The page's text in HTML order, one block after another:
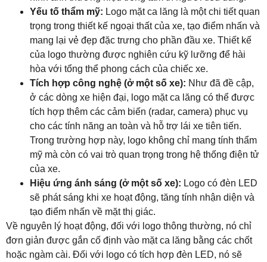
Yếu tố thẩm mỹ: Logo mặt ca lăng là một chi tiết quan
trọng trong thiết kế ngoại thất của xe, tạo điểm nhấn và
mang lại vẻ đẹp đặc trưng cho phần đầu xe. Thiết kế
của logo thường được nghiên cứu kỹ lưỡng để hài
hòa với tổng thể phong cách của chiếc xe.
Tích hợp công nghệ (ở một số xe): Như đã đề cập,
ở các dòng xe hiện đại, logo mặt ca lăng có thể được
tích hợp thêm các cảm biến (radar, camera) phục vụ
cho các tính năng an toàn và hỗ trợ lái xe tiên tiến.
Trong trường hợp này, logo không chỉ mang tính thẩm
mỹ mà còn có vai trò quan trọng trong hệ thống điện tử
của xe.
Hiệu ứng ánh sáng (ở một số xe): Logo có đèn LED
sẽ phát sáng khi xe hoạt động, tăng tính nhận diện và
tạo điểm nhấn về mặt thị giác.
Về nguyên lý hoạt động, đối với logo thông thường, nó chỉ
đơn giản được gắn cố định vào mặt ca lăng bằng các chốt
hoặc ngàm cài. Đối với logo có tích hợp đèn LED, nó sẽ